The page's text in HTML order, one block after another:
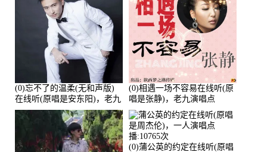
(0)忘不了的温柔(无和声版)
在线听(原唱是安东阳)，老九
演唱点播:17392次
(0)相遇一场不容易在线听(原
唱是张静)，老九演唱点
播:11453次
(0)蒲公英的约定在线听(原唱